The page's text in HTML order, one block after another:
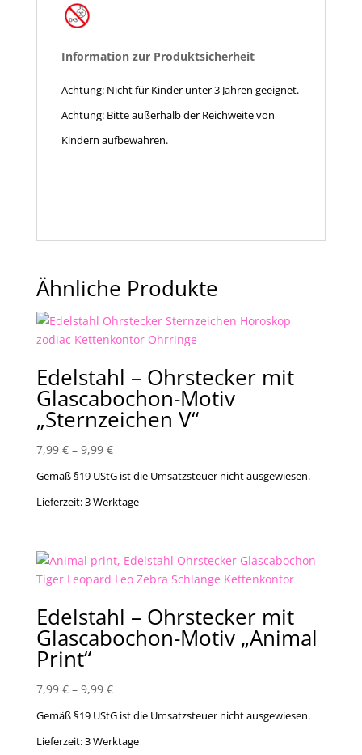
Information zur Produktsicherheit
Achtung: Nicht für Kinder unter 3 Jahren geeignet.
Achtung: Bitte außerhalb der Reichweite von
Kindern aufbewahren.
Ähnliche Produkte
Edelstahl – Ohrstecker mit
Glascabochon-Motiv
„Sternzeichen V“
7,99 €– 9,99 €
Gemäß §19 UStG ist die Umsatzsteuer nicht ausgewiesen.
Lieferzeit:3 Werktage
Edelstahl – Ohrstecker mit
Glascabochon-Motiv „Animal
Print“
7,99 €– 9,99 €
Gemäß §19 UStG ist die Umsatzsteuer nicht ausgewiesen.
Lieferzeit:3 Werktage